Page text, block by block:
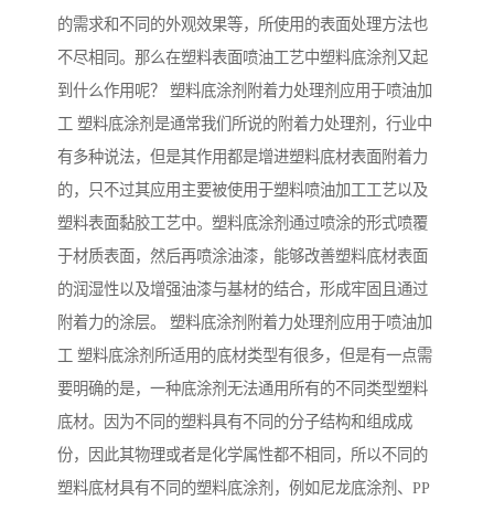
的需求和不同的外观效果等，所使用的表面处理方法也
不尽相同。那么在塑料表面喷油工艺中塑料底涂剂又起
到什么作用呢？ 塑料底涂剂附着力处理剂应用于喷油加
工 塑料底涂剂是通常我们所说的附着力处理剂，行业中
有多种说法，但是其作用都是增进塑料底材表面附着力
的，只不过其应用主要被使用于塑料喷油加工工艺以及
塑料表面黏胶工艺中。塑料底涂剂通过喷涂的形式喷覆
于材质表面，然后再喷涂油漆，能够改善塑料底材表面
的润湿性以及增强油漆与基材的结合，形成牢固且通过
附着力的涂层。 塑料底涂剂附着力处理剂应用于喷油加
工 塑料底涂剂所适用的底材类型有很多，但是有一点需
要明确的是，一种底涂剂无法通用所有的不同类型塑料
底材。因为不同的塑料具有不同的分子结构和组成成
份，因此其物理或者是化学属性都不相同，所以不同的
塑料底材具有不同的塑料底涂剂，例如尼龙底涂剂、PP